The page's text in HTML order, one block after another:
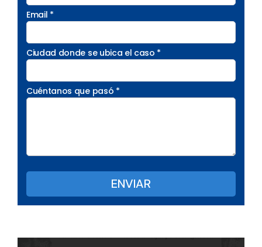
Email *
Ciudad donde se ubica el caso *
Cuéntanos que pasó *